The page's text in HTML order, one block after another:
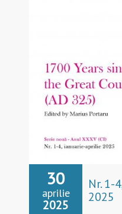
30
aprilie
2025
Nr. 1-
2025